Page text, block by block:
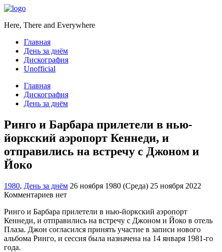
Here, There and Everywhere
Главная
День за днём
Дискография
Unofficial
Главная
Дискография
День за днём
Ринго и Барбара прилетели в нью-
йоркский аэропорт Кеннеди, и
отправились на встречу с Джоном и
Йоко
1980, День за днём 26 ноября 1980 (Среда) 25 ноября 2022
Комментариев нет
Ринго и Барбара прилетели в нью-йоркский аэропорт
Кеннеди, и отправились на встречу с Джоном и Йоко в отель
Плаза. Джон согласился принять участие в записи нового
альбома Ринго, и сессия была назначена на 14 января 1981-го
года.